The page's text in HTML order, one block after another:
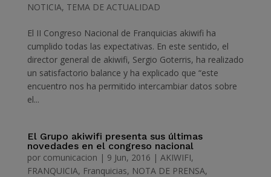
NOTICIA, TEMA DE ACTUALIDAD
El II Congreso Nacional de Franquicias akiwifi ha
cumplido todas las expectativas. En este sentido, el
director general de akiwifi, Sergio Goterris, ha realizado
un satisfactorio balance y ha explicado que “este
encuentro nos ha permitido intercambiar datos sobre
el...
El Grupo akiwifi presenta sus últimas
novedades en el congreso nacional
por comunicacion | 9 Jun, 2016 | AKIWIFI,
FRANQUICIA, Franquicias, NOTA DE PRENSA,